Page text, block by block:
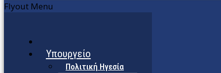
Flyout Menu
Υπουργείο
Πολιτική Ηγεσία